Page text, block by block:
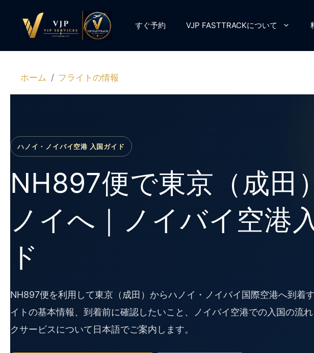
すぐ予約 VJP FASTTRACKについて
ホーム フライトの情報
ハノイ・ノイバイ空港 入国ガイド
NH897便で東京（成田
ノイへ｜ノイバイ空港
ド
NH897便を利用して東京（成田）からハノイ・ノイバイ国際空港へ到着
イトの基本情報、到着前に確認したいこと、ノイバイ空港での入国の流
クサービスについて日本語でご案内します。